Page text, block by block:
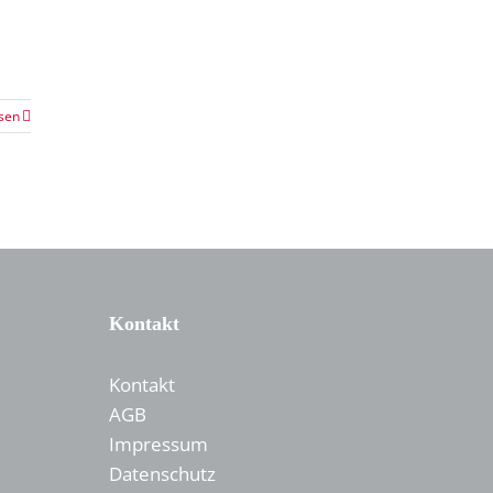
Kontakt
Kontakt
AGB
Impressum
Datenschutz